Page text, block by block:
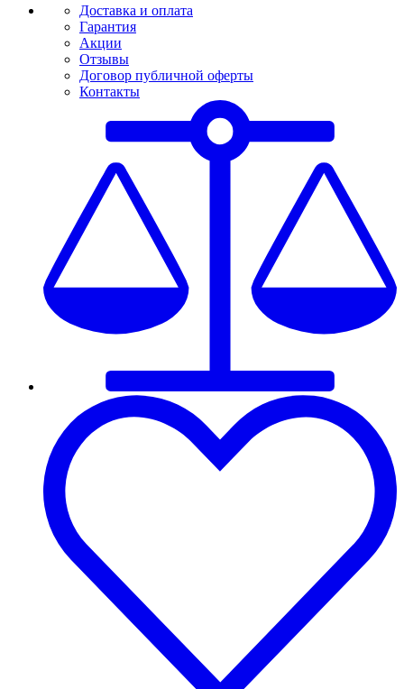
Доставка и оплата
Гарантия
Акции
Отзывы
Договор публичной оферты
Контакты